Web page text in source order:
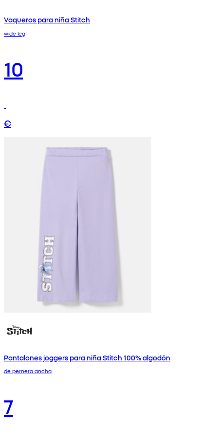
Vaqueros para niña Stitch
wide leg
10
€
Pantalones joggers para niña Stitch 100% algodón
de pernera ancha
7